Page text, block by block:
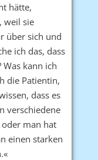
hätte,
weil sie
über sich und
ich das, dass
kann ich
die Patientin,
dass es
verschiedene
oder man hat
einen starken